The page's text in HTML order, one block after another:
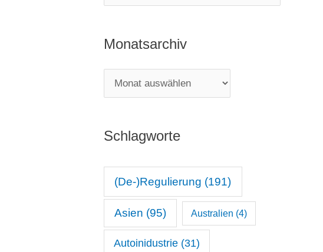
a
e
g
n
Monatsarchiv
o
a
a
Schlagworte
(De-)Regulierung (191)
Asien (95) Australien (4)
Autoinidustrie(31)